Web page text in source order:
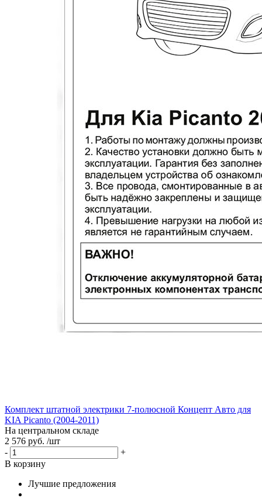
Комплект штатной электрики 7-полюсной Концепт Авто для
KIA Picanto (2004-2011)
На центральном складе
2 576 руб. /шт
-
+
В корзину
Лучшие предложения